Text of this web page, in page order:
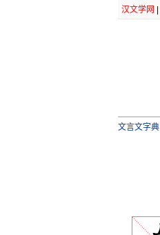
汉文学网
文言文字典